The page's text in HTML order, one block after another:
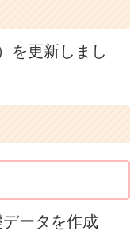
を更新しまし
ータを作成